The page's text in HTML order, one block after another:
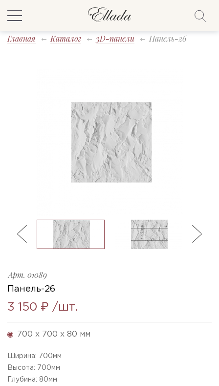
Главная Каталог 3D-панели Панель-26
Арт. 01089
Панель-26
3 150 ₽ /шт.
700 x 700 x 80 мм
Ширина: 700мм
Высота: 700мм
Глубина: 80мм